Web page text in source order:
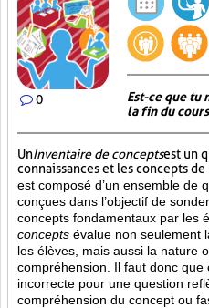
0
Est-ce que tu
la fin du
UnInventaire de conceptsest un
connaissances et les concepts
est composé d’un ensemble de
conçues dans l’objectif de
concepts fondamentaux par les
concepts évalue non seulement
les élèves, mais aussi la nature
compréhension. Il faut donc
incorrecte pour une question
compréhension du concept ou